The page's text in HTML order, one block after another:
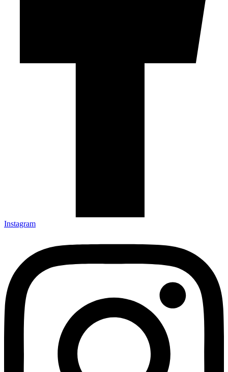
Instagram